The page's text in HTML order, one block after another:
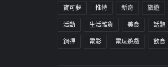
寶可夢 推特 新奇 旅遊
活動 生活雜貨 美食 話題
鋼彈 電影 電玩遊戲 飲食